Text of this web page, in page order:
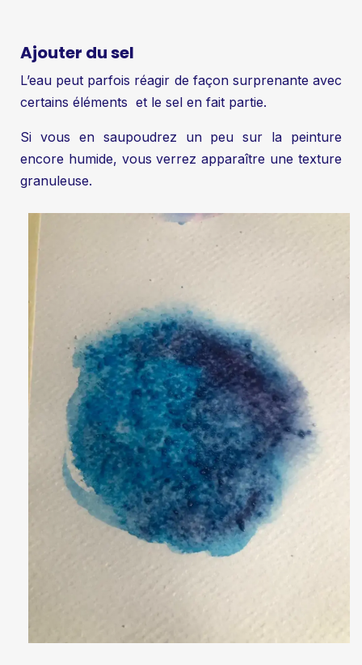
Ajouter du sel
L’eau peut parfois réagir de façon surprenante avec
certains éléments et le sel en fait partie.
Si vous en saupoudrez un peu sur la peinture
encore humide, vous verrez apparaître une texture
granuleuse.